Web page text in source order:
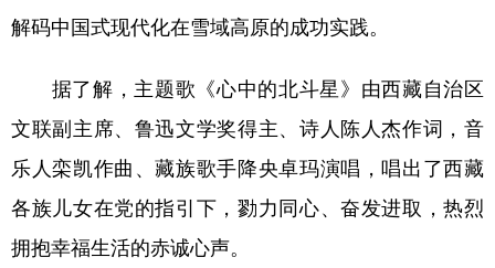
解码中国式现代化在雪域高原的成功实践。
据了解，主题歌《心中的北斗星》由西藏自治区
文联副主席、鲁迅文学奖得主、诗人陈人杰作词，音
乐人栾凯作曲、藏族歌手降央卓玛演唱，唱出了西藏
各族儿女在党的指引下，勠力同心、奋发进取，热烈
拥抱幸福生活的赤诚心声。